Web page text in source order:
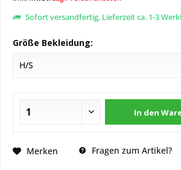
Sofort versandfertig, Lieferzeit ca. 1-3
Größe Bekleidung:
In den
Merken Fragen zum Artikel?